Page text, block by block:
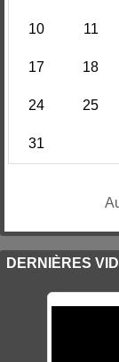
10 11
17 18
24 25
31
DERNIÈRES